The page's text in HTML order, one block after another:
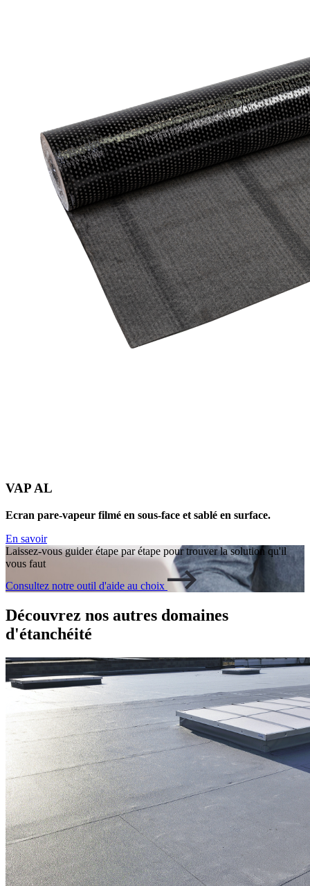
VAP AL
Ecran pare-vapeur filmé en sous-face et sablé en surface.
En savoir
Laissez-vous guider étape par étape pour trouver la solution qu'il
vous faut
Consultez notre outil d'aide au choix
Découvrez nos autres domaines
d'étanchéité